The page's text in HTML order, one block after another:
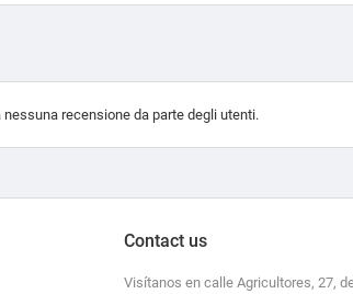
nessuna recensione da parte degli utenti.
Contact us
Visítanos en calle Agricultores, 27,